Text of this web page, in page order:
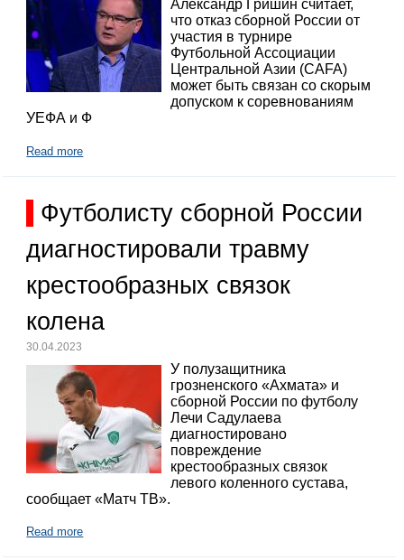
Александр Гришин считает,
что отказ сборной России от
участия в турнире
Футбольной Ассоциации
Центральной Азии (CAFA)
может быть связан со скорым
допуском к соревнованиям
УЕФА и Ф
Read more
Футболисту сборной России
диагностировали травму
крестообразных связок
колена
30.04.2023
У полузащитника
грозненского «Ахмата» и
сборной России по футболу
Лечи Садулаева
диагностировано
повреждение
крестообразных связок
левого коленного сустава,
сообщает «Матч ТВ».
Read more